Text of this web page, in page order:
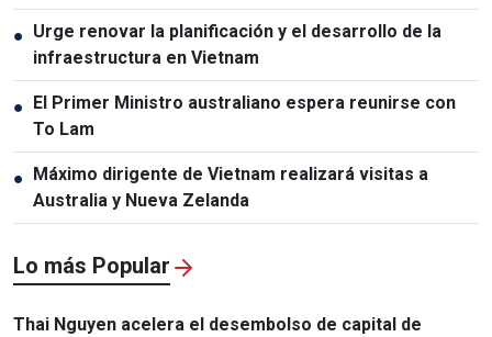
relaciones Vietnam-Tailandia
● Urge renovar la planificación y el desarrollo de la
infraestructura en Vietnam
● El Primer Ministro australiano espera reunirse con
To Lam
● Máximo dirigente de Vietnam realizará visitas a
Australia y Nueva Zelanda
Lo más Popular
Thai Nguyen acelera el desembolso de capital de